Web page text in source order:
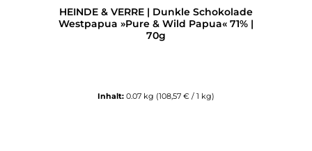
HEINDE & VERRE | Dunkle Schokolade
Westpapua »Pure & Wild Papua« 71% |
70g
Inhalt: 0.07 kg (108,57 € / 1 kg)